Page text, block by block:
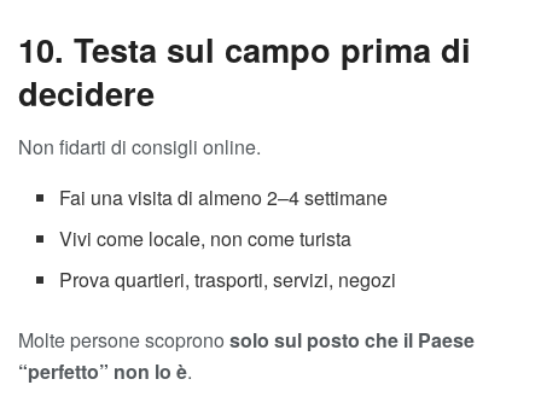
10. Testa sul campo prima di
decidere
Non fidarti di consigli online.
Fai una visita di almeno 2–4 settimane
Vivi come locale, non come turista
Prova quartieri, trasporti, servizi, negozi
Molte persone scoprono solo sul posto che il Paese
“perfetto” non lo è.